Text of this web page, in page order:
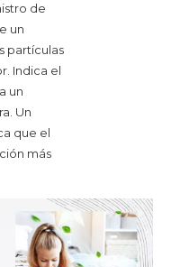
de
un
partículas
Indica el
un
Un
que el
más